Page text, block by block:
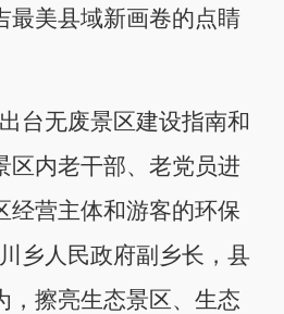
最美县域新画卷的点睛
无废景区建设指南和
区内老干部、老党员进
经营主体和游客的环保
乡人民政府副乡长，县
，擦亮生态景区、生态